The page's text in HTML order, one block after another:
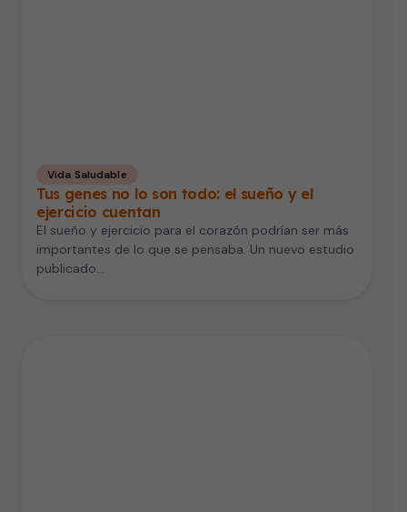
Vida Saludable
Tus genes no lo son todo: el sueño y el
ejercicio cuentan
El sueño y ejercicio para el corazón podrían ser más
importantes de lo que se pensaba. Un nuevo estudio
publicado…